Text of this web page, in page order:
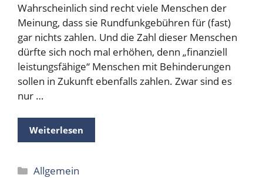
Wahrscheinlich sind recht viele Menschen der
Meinung, dass sie Rundfunkgebühren für (fast)
gar nichts zahlen. Und die Zahl dieser Menschen
dürfte sich noch mal erhöhen, denn „finanziell
leistungsfähige“ Menschen mit Behinderungen
sollen in Zukunft ebenfalls zahlen. Zwar sind es
nur …
Weiterlesen
Kategorien
Allgemein